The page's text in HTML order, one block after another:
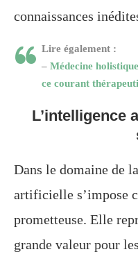
connaissances
Lire également :
– Médecine
ce courant
L’intelligence
Dans le domaine de
artificielle s’impose
prometteuse. Elle
grande valeur pour